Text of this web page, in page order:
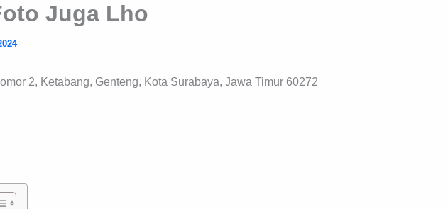
Juga Lho
2, Ketabang, Genteng, Kota Surabaya, Jawa Timur 60272